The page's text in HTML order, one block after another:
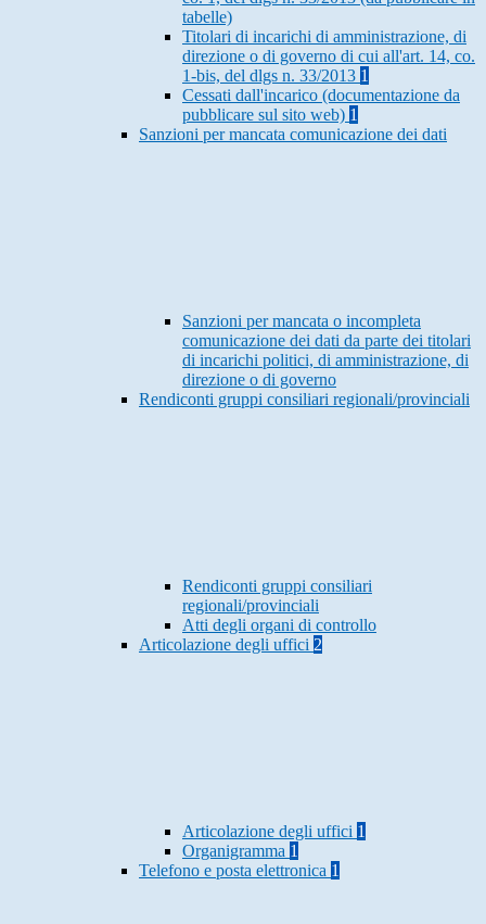
tabelle)
Titolari di incarichi di amministrazione, di
direzione o di governo di cui all'art. 14, co.
1-bis, del dlgs n. 33/2013 1
Cessati dall'incarico (documentazione da
pubblicare sul sito web) 1
Sanzioni per mancata comunicazione dei dati
Sanzioni per mancata o incompleta
comunicazione dei dati da parte dei titolari
di incarichi politici, di amministrazione, di
direzione o di governo
Rendiconti gruppi consiliari regionali/provinciali
Rendiconti gruppi consiliari
regionali/provinciali
Atti degli organi di controllo
Articolazione degli uffici 2
Articolazione degli uffici 1
Organigramma 1
Telefono e posta elettronica 1